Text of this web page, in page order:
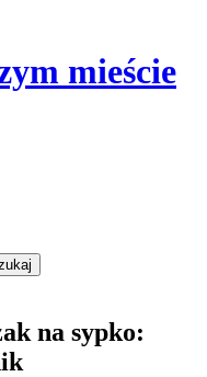
mieście
na sypko: